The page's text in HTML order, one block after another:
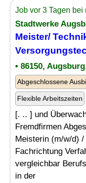
Job vor 3 Tagen
Stadtwerke
Meister/
• 86150,
Abgeschlossene
Flexible Arbeitszeiten
[. .. ] und
Fremdfirmen
Meisterin (m/w/d)
Fachrichtung
vergleichbar
in der